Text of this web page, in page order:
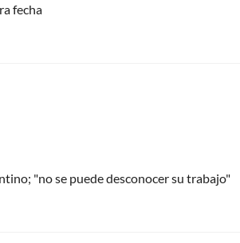
fecha
"no se puede desconocer su trabajo"